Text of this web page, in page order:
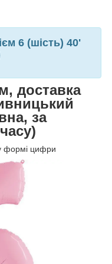
6 (шість) 40'
доставка
за
формі цифри